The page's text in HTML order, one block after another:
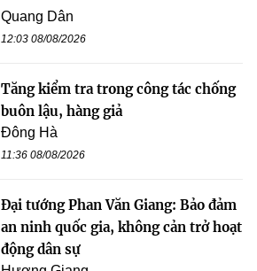
Quang Dân
12:03 08/08/2026
Tăng kiểm tra trong công tác chống
buôn lậu, hàng giả
Đông Hà
11:36 08/08/2026
Đại tướng Phan Văn Giang: Bảo đảm
an ninh quốc gia, không cản trở hoạt
động dân sự